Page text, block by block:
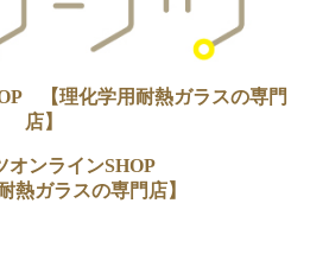
【理化学用耐熱ガラスの専門
店】
オンラインSHOP
熱ガラスの専門店】